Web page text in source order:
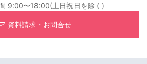
9:00〜18:00(土日祝日を除く)
資料請求・お問合せ